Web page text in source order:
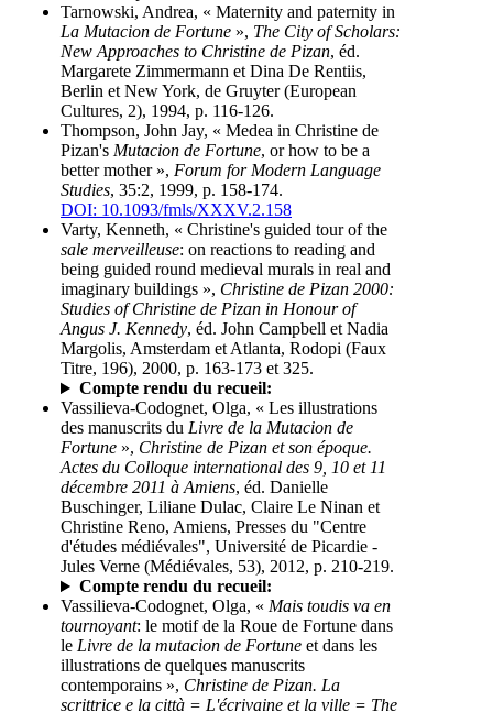
Tarnowski, Andrea, « Maternity and paternity in
La Mutacion de Fortune », The City of Scholars:
New Approaches to Christine de Pizan, éd.
Margarete Zimmermann et Dina De Rentiis,
Berlin et New York, de Gruyter (European
Cultures, 2), 1994, p. 116-126.
Thompson, John Jay, « Medea in Christine de
Pizan's Mutacion de Fortune, or how to be a
better mother », Forum for Modern Language
Studies, 35:2, 1999, p. 158-174.
DOI: 10.1093/fmls/XXXV.2.158
Varty, Kenneth, « Christine's guided tour of the
sale merveilleuse: on reactions to reading and
being guided round medieval murals in real and
imaginary buildings », Christine de Pizan 2000:
Studies of Christine de Pizan in Honour of
Angus J. Kennedy, éd. John Campbell et Nadia
Margolis, Amsterdam et Atlanta, Rodopi (Faux
Titre, 196), 2000, p. 163-173 et 325.
Compte rendu du recueil:
Vassilieva-Codognet, Olga, « Les illustrations
des manuscrits du Livre de la Mutacion de
Fortune », Christine de Pizan et son époque.
Actes du Colloque international des 9, 10 et 11
décembre 2011 à Amiens, éd. Danielle
Buschinger, Liliane Dulac, Claire Le Ninan et
Christine Reno, Amiens, Presses du "Centre
d'études médiévales", Université de Picardie -
Jules Verne (Médiévales, 53), 2012, p. 210-219.
Compte rendu du recueil:
Vassilieva-Codognet, Olga, « Mais toudis va en
tournoyant: le motif de la Roue de Fortune dans
le Livre de la mutacion de Fortune et dans les
illustrations de quelques manuscrits
contemporains », Christine de Pizan. La
scrittrice e la città = L'écrivaine et la ville = The